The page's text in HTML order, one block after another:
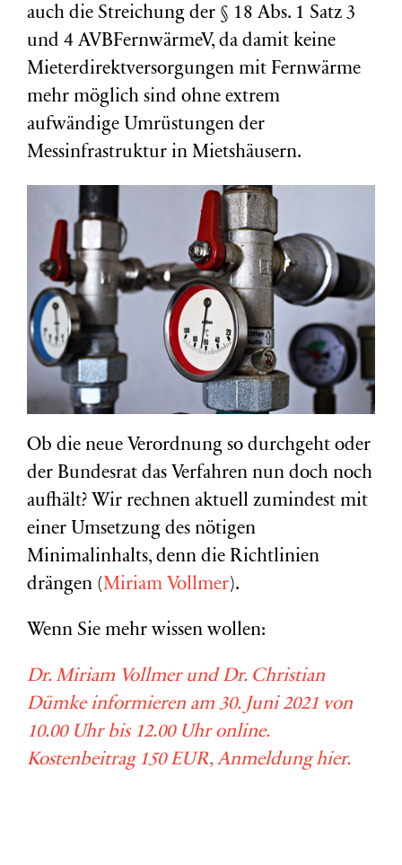
auch die Streichung der § 18 Abs. 1 Satz 3
und 4 AVBFernwärmeV, da damit keine
Mieterdirektversorgungen mit Fernwärme
mehr möglich sind ohne extrem
aufwändige Umrüstungen der
Messinfrastruktur in Mietshäusern.
Ob die neue Verordnung so durchgeht oder
der Bundesrat das Verfahren nun doch noch
aufhält? Wir rechnen aktuell zumindest mit
einer Umsetzung des nötigen
Minimalinhalts, denn die Richtlinien
drängen (Miriam Vollmer).
Wenn Sie mehr wissen wollen:
Dr. Miriam Vollmer und Dr. Christian
Dümke informieren am 30. Juni 2021 von
10.00 Uhr bis 12.00 Uhr online.
Kostenbeitrag 150 EUR, Anmeldung hier.